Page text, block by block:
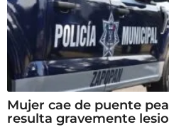
Mujer cae de puente
resulta gravemente